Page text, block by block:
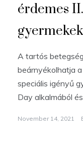
érdemes
A tartós
beárnyékolhatja
speciális igényű
Day alkalmából
November 14, 2021